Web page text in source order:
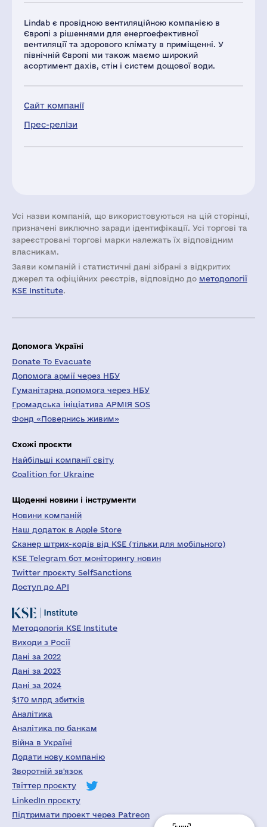
Lindab є провідною вентиляційною компанією в
Європі з рішеннями для енергоефективної
вентиляції та здорового клімату в приміщенні. У
північній Європі ми також маємо широкий
асортимент дахів, стін і систем дощової води.
Сайт компанії
Прес-релізи
Усі назви компаній, що використовуються на цій сторінці,
призначені виключно заради ідентифікації. Усі торгові та
зареєстровані торгові марки належать їх відповідним
власникам.
Заяви компаній i статистичні дані зібрані з відкритих
джерел та офіційних реєстрів, відповідно до методології
KSE Institute.
Допомога Україні
Donate To Evacuate
Допомога армії через НБУ
Гуманітарна допомога через НБУ
Громадська ініціатива АРМІЯ SOS
Фонд «Повернись живим»
Схожі проєкти
Найбільші компанії світу
Coalition for Ukraine
Щоденні новини і інструменти
Новини компаній
Наш додаток в Apple Store
Сканер штрих-кодів від KSE (тільки для мобільного)
KSE Telegram бот моніторингу новин
Twitter проєкту SelfSanctions
Доступ до API
Методологія KSE Institute
Виходи з Росії
Дані за 2022
Дані за 2023
Дані за 2024
$170 млрд збитків
Аналітика
Аналітика по банкам
Війна в Україні
Додати нову компанію
Зворотній зв'язок
Твіттер проєкту
LinkedIn проєкту
Підтримати проект через Patreon